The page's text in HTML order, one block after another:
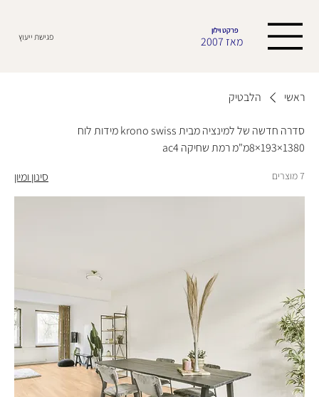
פגישת ייעוץ
פרקט וילון
מאז 2007
ראשי הלבטיק
סדרה חדשה של למינציה מבית krono swiss מידות לוח
1380×193×8מ"מ רמת שחיקה ac4
7 מוצרים סינון ומיון